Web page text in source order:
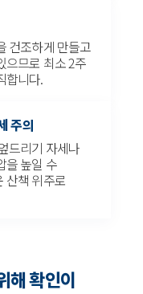
건조하게 만들고
으므로 최소 2주
합니다.
주의
드리기 자세나
을 높일 수
산책 위주로
해 확인이